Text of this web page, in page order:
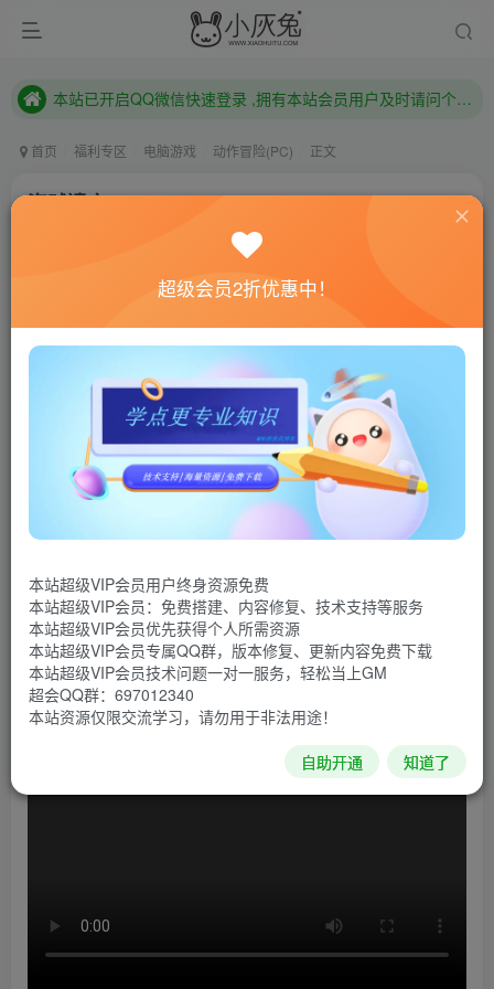
本站已开启QQ微信快速登录 ,拥有本站会员用户及时请问个人中心绑定！
本站已开启QQ微信快速登录 ,拥有本站会员用户及时请问个人中心绑定！
首页 福利专区 电脑游戏 动作冒险(PC) 正文
盗贼遗产2/Rogue Legacy 2
联网教程： 内附教程
单机教程： 内附教程
不懂的话联系客服！！！
本站的资源转载自国内外各大媒体和网络，仅供试玩体
验。如果您喜欢该游戏内容，请支持正版 →→→正版购买
游戏介绍
《盗贼遗产2》是一款Roguelike类游戏，是《盗贼遗
以升级的机制，让我们在每场游戏中都会受益。将采用阶段
化随机生成的世界场景，搭配银河恶魔城的玩法。由于银河
恶魔城玩法强调RPG要素，需要技能和道具成长，而随机生
成的不确定性将带来这方面的挑战。
超级会员2折优惠中！
本站超级VIP会员用户终身资源免费
本站超级VIP会员：免费搭建、内容修复、技术支持等服务
本站超级VIP会员优先获得个人所需资源
本站超级VIP会员专属QQ群，版本修复、更新内容免费下载
本站超级VIP会员技术问题一对一服务，轻松当上GM
超会QQ群：697012340
本站资源仅限交流学习，请勿用于非法用途！
自助开通 知道了